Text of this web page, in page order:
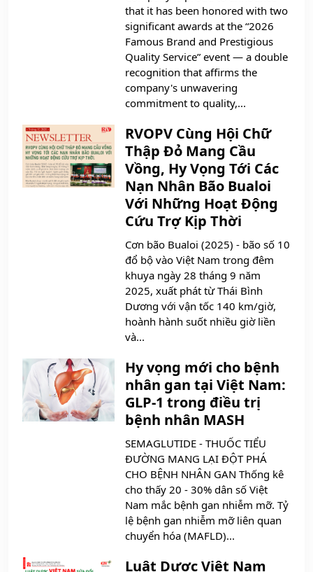
that it has been honored with two
significant awards at the “2026
Famous Brand and Prestigious
Quality Service” event — a double
recognition that affirms the
company's unwavering
commitment to quality,...
RVOPV Cùng Hội Chữ
Thập Đỏ Mang Cầu
Vồng, Hy Vọng Tới Các
Nạn Nhân Bão Bualoi
Với Những Hoạt Động
Cứu Trợ Kịp Thời
Cơn bão Bualoi (2025) - bão số 10
đổ bộ vào Việt Nam trong đêm
khuya ngày 28 tháng 9 năm
2025, xuất phát từ Thái Bình
Dương với vận tốc 140 km/giờ,
hoành hành suốt nhiều giờ liền
và...
Hy vọng mới cho bệnh
nhân gan tại Việt Nam:
GLP-1 trong điều trị
bệnh nhân MASH
SEMAGLUTIDE - THUỐC TIỂU
ĐƯỜNG MANG LẠI ĐỘT PHÁ
CHO BỆNH NHÂN GAN Thống kê
cho thấy 20 - 30% dân số Việt
Nam mắc bệnh gan nhiễm mỡ. Tỷ
lệ bệnh gan nhiễm mỡ liên quan
chuyển hóa (MAFLD)...
Luật Dược Việt Nam